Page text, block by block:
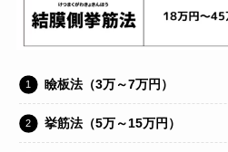
瞼板法（3万～7万円）
挙筋法（5万～15万円）